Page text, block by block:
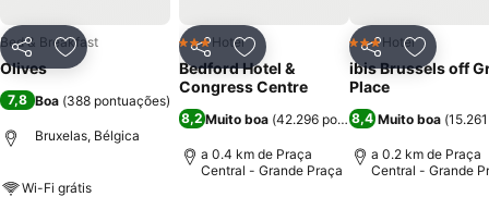
PartilharAdicionar aos favoritos
Bed & Breakfast
Olives
7,8 Boa (388 pontuações)
Bruxelas, Bélgica
Wi-Fi grátis
PartilharAdicionar aos favoritos
3 Estrelas
Hotel
Bedford Hotel &
Congress Centre
8,2 Muito boa (42.296 pontuações)
a 0.4 km de Praça
Central - Grande Praça
Partilhar
3 Estrelas
Hotel
ibis Brussels off
Place
8,4 Muito boa (
a 0.2 km de Praça
Central - Grande